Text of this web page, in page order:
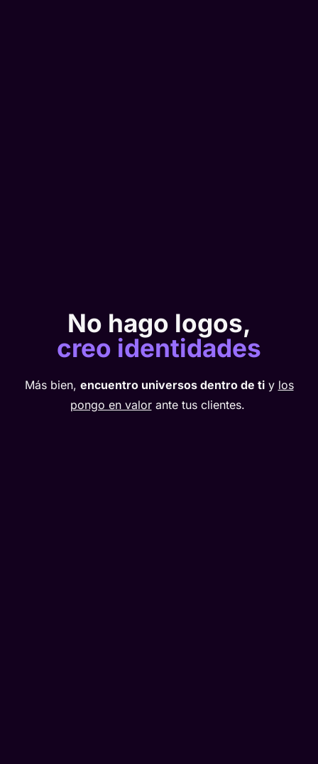
No hago logos,
creo identidades
Más bien, encuentro universos dentro de tiy los
pongo en valorante tus clientes.